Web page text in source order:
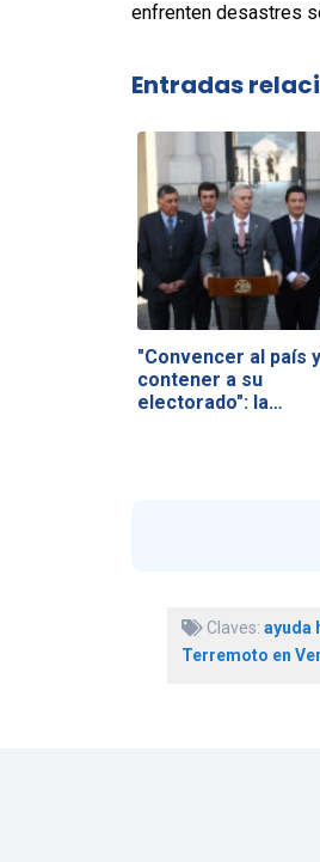
enfrenten desastres
Entradas
"Convencer al país y
contener a su
electorado": la…
Claves: ayuda
Terremoto en